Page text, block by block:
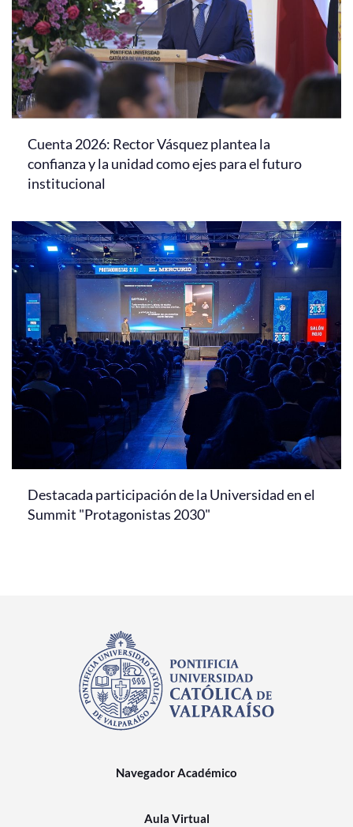
Cuenta 2026: Rector Vásquez plantea la
confianza y la unidad como ejes para el futuro
institucional
Destacada participación de la Universidad en el
Summit "Protagonistas 2030"
Navegador Académico
Aula Virtual